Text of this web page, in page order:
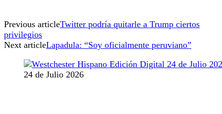
Previous articleTwitter podría quitarle a Trump ciertos
privilegios
Next articleLapadula: “Soy oficialmente peruviano”
24 de Julio 2026